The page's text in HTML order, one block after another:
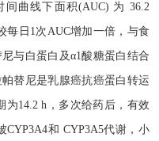
间曲线下面积(AUC) 为 36.2
每日1次AUC增加一倍，与食
与白蛋白及α1酸糖蛋白结合
替尼是乳腺癌抗癌蛋白转运
为14.2 h，多次给药后，有效
和 CYP3A5代谢，小